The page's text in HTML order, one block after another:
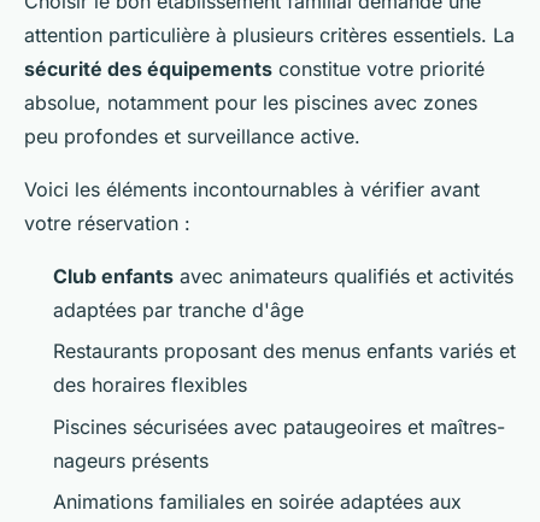
attention particulière à plusieurs critères essentiels. La
sécurité des équipements constitue votre priorité
absolue, notamment pour les piscines avec zones
peu profondes et surveillance active.
Voici les éléments incontournables à vérifier avant
votre réservation :
Club enfants avec animateurs qualifiés et activités
adaptées par tranche d'âge
Restaurants proposant des menus enfants variés et
des horaires flexibles
Piscines sécurisées avec pataugeoires et maîtres-
nageurs présents
Animations familiales en soirée adaptées aux